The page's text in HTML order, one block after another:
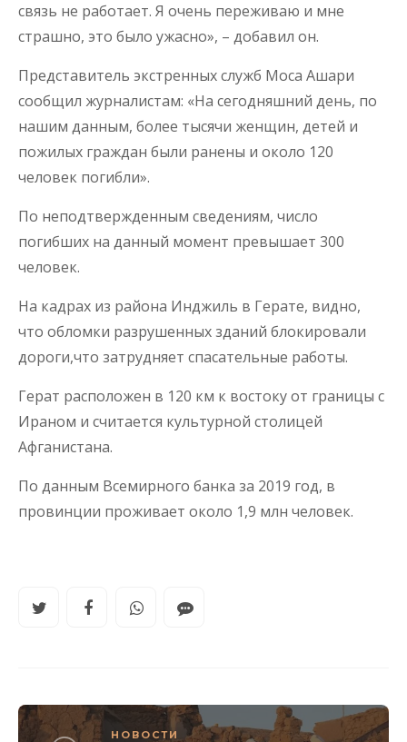
связь не работает. Я очень переживаю и мне
страшно, это было ужасно», – добавил он.
Представитель экстренных служб Моса Ашари
сообщил журналистам: «На сегодняшний день, по
нашим данным, более тысячи женщин, детей и
пожилых граждан были ранены и около 120
человек погибли».
По неподтвержденным сведениям, число
погибших на данный момент превышает 300
человек.
На кадрах из района Инджиль в Герате, видно,
что обломки разрушенных зданий блокировали
дороги,что затрудняет спасательные работы.
Герат расположен в 120 км к востоку от границы с
Ираном и считается культурной столицей
Афганистана.
По данным Всемирного банка за 2019 год, в
провинции проживает около 1,9 млн человек.
НОВОСТИ